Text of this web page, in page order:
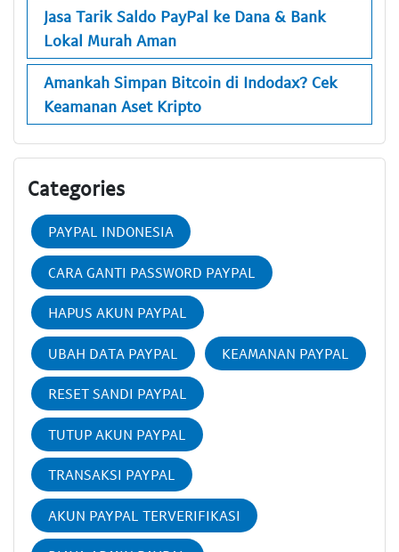
Jasa Tarik Saldo PayPal ke Dana & Bank
Lokal Murah Aman
Amankah Simpan Bitcoin di Indodax? Cek
Keamanan Aset Kripto
Categories
PAYPAL INDONESIA
CARA GANTI PASSWORD PAYPAL
HAPUS AKUN PAYPAL
UBAH DATA PAYPAL KEAMANAN PAYPAL
RESET SANDI PAYPAL
TUTUP AKUN PAYPAL
TRANSAKSI PAYPAL
AKUN PAYPAL TERVERIFIKASI